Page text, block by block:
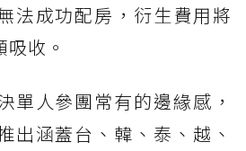
法成功配房，衍生費用將
吸收。
單人參團常有的邊緣感，
出涵蓋台、韓、泰、越、